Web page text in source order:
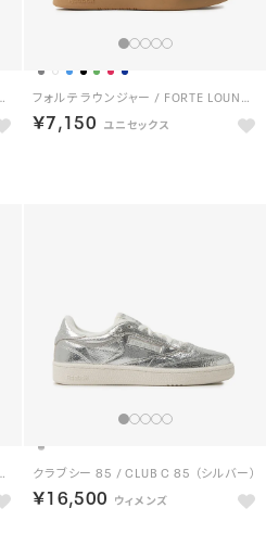
フォルテ ラウンジャー / FORTE LOUNGER （グリーン）
￥7,150
クラブシー 85 / CLUB C 85 （シルバー）
￥16,500